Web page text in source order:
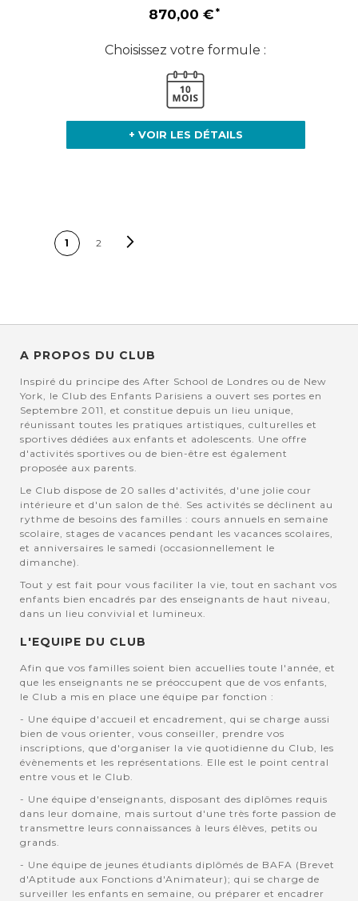
870,00 €
Choisissez votre formule :
+ VOIR LES DÉTAILS
Vous lisez
1 2
A PROPOS DU CLUB
Inspiré du principe des After School de Londres ou de New
York, le Club des Enfants Parisiens a ouvert ses portes en
Septembre 2011, et constitue depuis un lieu unique,
réunissant toutes les pratiques artistiques, culturelles et
sportives dédiées aux enfants et adolescents. Une offre
d'activités sportives ou de bien-être est également
proposée aux parents.
Le Club dispose de 20 salles d'activités, d'une jolie cour
intérieure et d'un salon de thé. Ses activités se déclinent au
rythme de besoins des familles : cours annuels en semaine
scolaire, stages de vacances pendant les vacances scolaires,
et anniversaires le samedi (occasionnellement le
dimanche).
Tout y est fait pour vous faciliter la vie, tout en sachant vos
enfants bien encadrés par des enseignants de haut niveau,
dans un lieu convivial et lumineux.
L'EQUIPE DU CLUB
Afin que vos familles soient bien accuellies toute l'année, et
que les enseignants ne se préoccupent que de vos enfants,
le Club a mis en place une équipe par fonction :
- Une équipe d'accueil et encadrement, qui se charge aussi
bien de vous orienter, vous conseiller, prendre vos
inscriptions, que d'organiser la vie quotidienne du Club, les
évènements et les représentations. Elle est le point central
entre vous et le Club.
- Une équipe d'enseignants, disposant des diplômes requis
dans leur domaine, mais surtout d'une très forte passion de
transmettre leurs connaissances à leurs élèves, petits ou
grands.
- Une équipe de jeunes étudiants diplômés de BAFA (Brevet
d'Aptitude aux Fonctions d'Animateur); qui se charge de
surveiller les enfants en semaine, ou préparer et encadrer